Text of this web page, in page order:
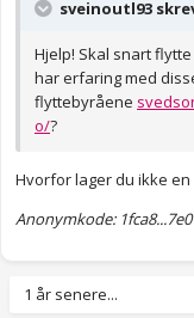
sveinoutl93
Hjelp! Skal snart
har erfaring med
flyttebyråene
o/?
Hvorfor lager du ikke
Anonymkode: 1fca8...7e0
1 år senere...